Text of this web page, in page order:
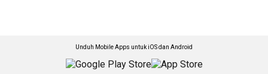
Unduh Mobile Apps untuk iOS dan Android